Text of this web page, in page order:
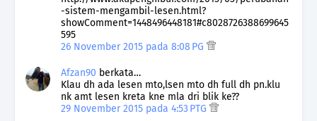
-sistem-mengambil-lesen.html?
showComment=1448496448181#c8028726388699645
595
26 November 2015 pada 8:08 PG
Afzan90 berkata…
Klau dh ada lesen mto,lsen mto dh full dh pn.klu
nk amt lesen kreta kne mla dri blik ke??
29 November 2015 pada 4:53 PTG